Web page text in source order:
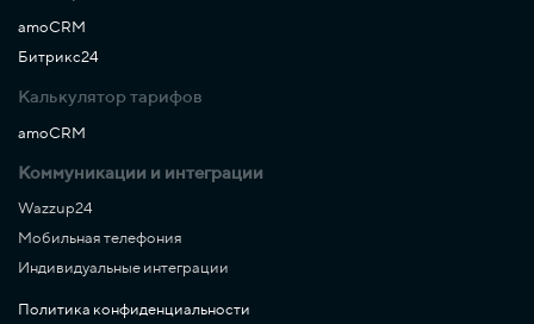
amoCRM
Битрикс24
Калькулятор тарифов
amoCRM
Коммуникации и интеграции
Wazzup24
Мобильная телефония
Индивидуальные интеграции
Политика конфиденциальности